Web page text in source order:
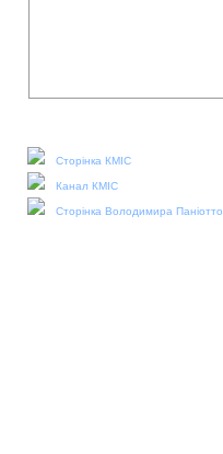
Сторінка КМІС
Канал КМІС
Сторінка Володимира Паніотто